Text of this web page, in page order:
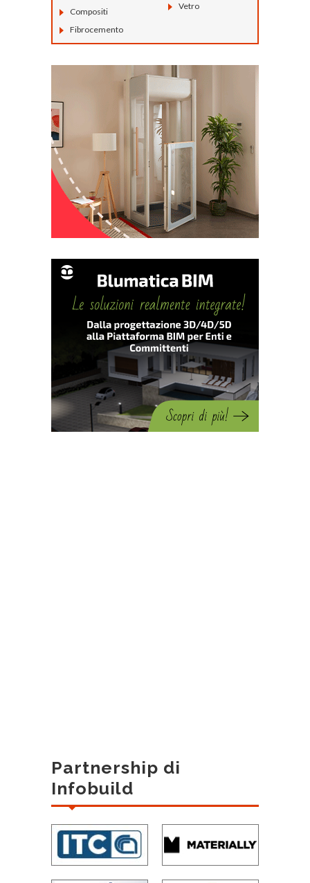
Compositi
Fibrocemento
Vetro
Partnership di
Infobuild